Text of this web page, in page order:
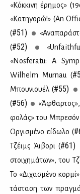
«Κόκ­κι­νη έρη­μος»
«Κα­τη­γο­ρώ!» (An
(#51)
(#52)
«Nosferatu: A
Wilhelm Murnau (
Μπου­νιου­έλ (#55)
(#56)
φο­λάς» του Μπρε­σόν
Ορ­γι­σμέ­νο εί­δω­λο (
Τζέιμς Άι­βο­ρι (#61)
στοι­χη­μά­των», του
Το «Δι­χα­σμέ­νο
τά­στα­ση των